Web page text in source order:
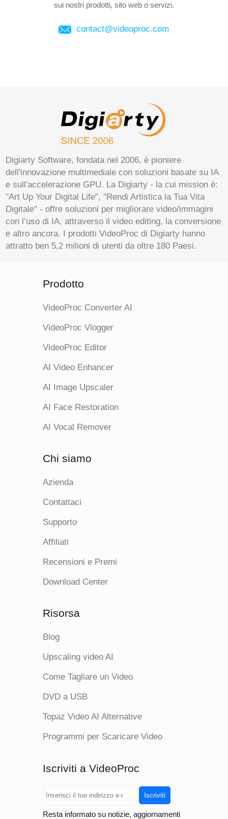
sui nostri prodotti, sito web o servizi.
contact@videoproc.com
Digiarty Software, fondata nel 2006, è pioniere
dell'innovazione multimediale con soluzioni basate su IA
e sull'accelerazione GPU. La Digiarty - la cui mission è:
"Art Up Your Digital Life", "Rendi Artistica la Tua Vita
Digitale" - offre soluzioni per migliorare video/immagini
con l’uso di IA, attraverso il video editing, la conversione
e altro ancora. I prodotti VideoProc di Digiarty hanno
attratto ben 5,2 milioni di utenti da oltre 180 Paesi.
Prodotto
VideoProc Converter AI
VideoProc Vlogger
VideoProc Editor
AI Video Enhancer
AI Image Upscaler
AI Face Restoration
AI Vocal Remover
Chi siamo
Azienda
Contattaci
Supporto
Affiliati
Recensioni e Premi
Download Center
Risorsa
Blog
Upscaling video AI
Come Tagliare un Video
DVD a USB
Topaz Video AI Alternative
Programmi per Scaricare Video
Iscriviti a VideoProc
Iscriviti
Resta informato su notizie, aggiornamenti